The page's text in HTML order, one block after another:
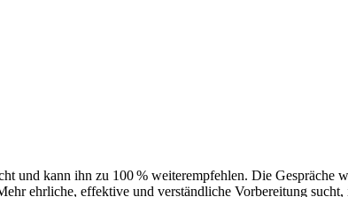
und kann ihn zu 100 % weiterempfehlen. Die
ehrliche, effektive und verständliche Vorbereitung sucht,